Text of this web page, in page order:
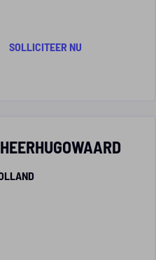
SOLLICITEER NU